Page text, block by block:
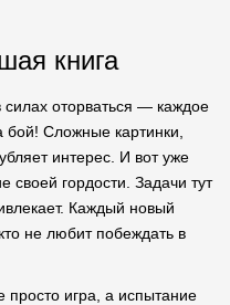
книга
силах оторваться — каждое
бой! Сложные картинки,
интерес. И вот уже
своей гордости. Задачи тут
Каждый новый
не любит побеждать в
игра, а испытание